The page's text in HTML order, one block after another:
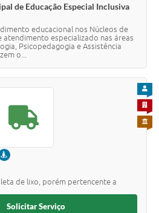
de Educação Especial Inclusiva
educacional nos Núcleos de
atendimento especializado nas áreas
Psicopedagogia e Assistência
o...
PRESENCIAL
de lixo, porém pertencente a
PARA
PARA
Solicitar Serviço